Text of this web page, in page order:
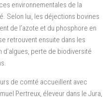
environnementales de la
Selon lui, les déjections bovines
de l’azote et du phosphore en
retrouvent ensuite dans les
d’algues, perte de biodiversité
de comté accueillent avec
Pertreux, éleveur dans le Jura,